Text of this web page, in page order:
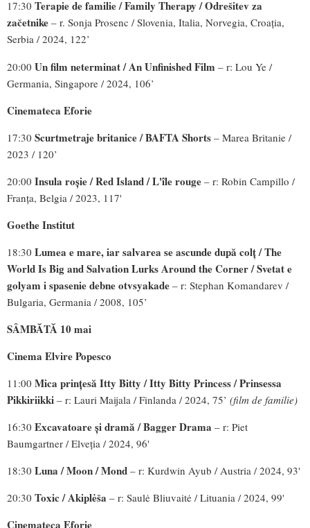
17:30 Terapie de familie /Family Therapy / Odrešitev za
začetnike – r. Sonja Prosenc / Slovenia, Italia, Norvegia, Croația,
Serbia / 2024, 122’
20:00 Un film neterminat /An Unfinished Film – r: Lou Ye /
Germania, Singapore / 2024, 106’
Cinemateca Eforie
17:30 Scurtmetraje britanice / BAFTA Shorts – Marea Britanie /
2023 / 120’
20:00 Insula roșie / Red Island / L'île rouge – r: Robin Campillo /
Franța, Belgia / 2023, 117'
Goethe Institut
18:30 Lumea e mare, iar salvarea se ascunde după colţ / The
World Is Big and Salvation Lurks Around the Corner / Svetat e
golyam i spasenie debne otvsyakade – r: Stephan Komandarev /
Bulgaria, Germania / 2008, 105’
SÂMBĂTĂ 10 mai
Cinema Elvire Popesco
11:00 Mica prințesă Itty Bitty / Itty Bitty Princess / Prinsessa
Pikkiriikki – r: Lauri Maijala / Finlanda / 2024, 75’ (film de familie)
16:30 Excavatoare și dramă / Bagger Drama – r: Piet
Baumgartner / Elveția / 2024, 96'
18:30 Luna / Moon / Mond – r: Kurdwin Ayub / Austria / 2024, 93'
20:30 Toxic / Akiplėša – r: Saulė Bliuvaitė / Lituania / 2024, 99'
Cinemateca Eforie